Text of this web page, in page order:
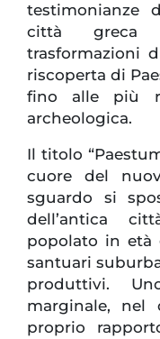
testimonianze
città greca
trasformazioni
riscoperta di
fino alle più
archeologica.
Il titolo
cuore del
sguardo si
dell’antica
popolato in età
santuari
produttivi.
marginale,
proprio